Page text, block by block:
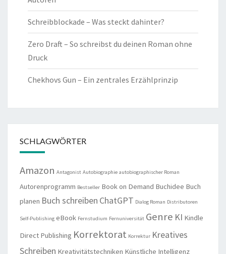
Schreibblockade – Was steckt dahinter?
Zero Draft – So schreibst du deinen Roman ohne
Druck
Chekhovs Gun – Ein zentrales Erzählprinzip
SCHLAGWÖRTER
Amazon Antagonist Autobiographie autobiographischer Roman
Autorenprogramm Bestseller Book on Demand Buchidee Buch
planen Buch schreiben ChatGPT Dialog Roman Distributoren
Self-Publishing eBook Fernstudium Fernuniversität Genre KI Kindle
Direct Publishing Korrektorat Korrektur Kreatives
Schreiben Kreativitätstechniken Künstliche Intelligenz